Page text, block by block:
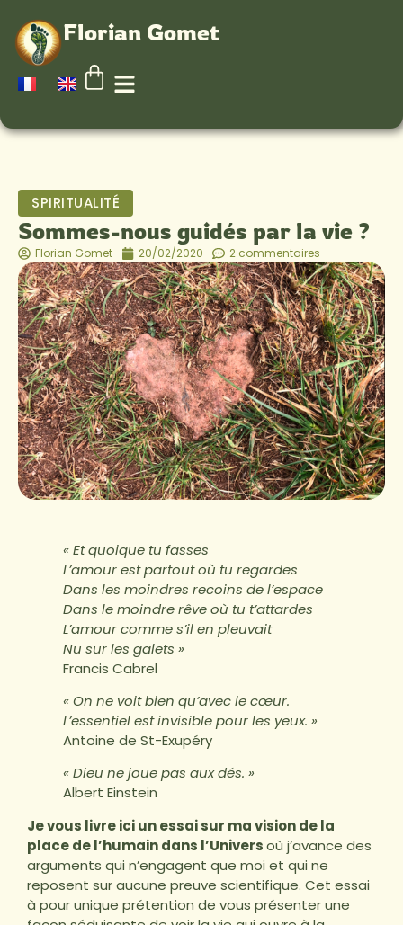
Florian Gomet
SPIRITUALITÉ
Sommes-nous guidés par la vie ?
Florian Gomet 20/02/2020 2 commentaires
« Et quoique tu fasses
L’amour est partout où tu regardes
Dans les moindres recoins de l’espace
Dans le moindre rêve où tu t’attardes
L’amour comme s’il en pleuvait
Nu sur les galets »
Francis Cabrel
« On ne voit bien qu’avec le cœur.
L’essentiel est invisible pour les yeux. »
Antoine de St-Exupéry
« Dieu ne joue pas aux dés. »
Albert Einstein
Je vous livre ici un essai sur ma vision de la
place de l’humain dans l’Universoù j’avance des
arguments qui n’engagent que moi et qui ne
reposent sur aucune preuve scientifique. Cet essai
à pour unique prétention de vous présenter une